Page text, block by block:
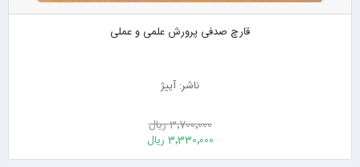
قارچ صدفی پرورش علمی و عملی
ناشر: آییژ
3٬700٬000 ریال
3٬330٬000 ریال